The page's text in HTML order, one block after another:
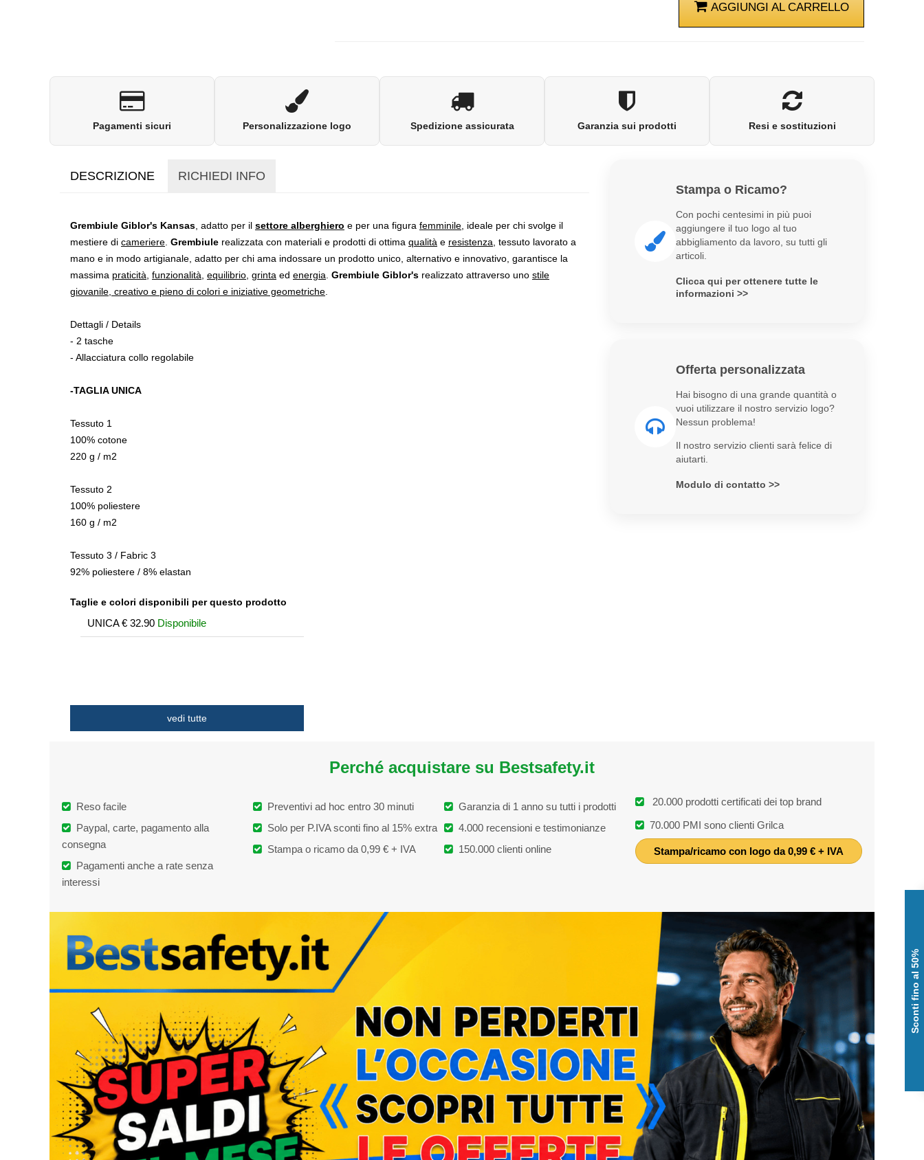
AGGIUNGI AL CARRELLO
Pagamenti sicuri Personalizzazione logo Spedizione assicurata Garanzia sui prodotti Resi e sostituzioni
DESCRIZIONE RICHIEDI INFO
Grembiule Giblor's Kansas, adatto per il settore alberghiero e per una figura femminile, ideale per chi svolge il
mestiere di cameriere. Grembiule realizzata con materiali e prodotti di ottima qualità e resistenza, tessuto lavorato a
mano e in modo artigianale, adatto per chi ama indossare un prodotto unico, alternativo e innovativo, garantisce la
massima praticità, funzionalità, equilibrio, grinta ed energia. Grembiule Giblor's realizzato attraverso uno stile
giovanile, creativo e pieno di colori e iniziative geometriche.
Dettagli / Details
- 2 tasche
- Allacciatura collo regolabile
-TAGLIA UNICA
Tessuto 1
100% cotone
220 g / m2
Tessuto 2
100% poliestere
160 g / m2
Tessuto 3 / Fabric 3
92% poliestere / 8% elastan
Taglie e colori disponibili per questo prodotto
UNICA € 32.90 Disponibile
vedi tutte
Stampa o Ricamo?
Con pochi centesimi in più puoi
aggiungere il tuo logo al tuo
abbigliamento da lavoro, su tutti gli
articoli.
Clicca qui per ottenere tutte le
informazioni >>
Offerta personalizzata
Hai bisogno di una grande quantità o
vuoi utilizzare il nostro servizio logo?
Nessun problema!
Il nostro servizio clienti sarà felice di
aiutarti.
Modulo di contatto >>
Perché acquistare su Bestsafety.it
Reso facile
Paypal, carte, pagamento alla
consegna
Pagamenti anche a rate senza
interessi
Preventivi ad hoc entro 30 minuti
Solo per P.IVA sconti fino al 15% extra
Stampa o ricamo da 0,99 € + IVA
Garanzia di 1 anno su tutti i prodotti
4.000 recensioni e testimonianze
150.000 clienti online
20.000 prodotti certificati dei top brand
70.000 PMI sono clienti Grilca
Stampa/ricamo con logo da 0,99 € + IVA
Sconti fino al 50%